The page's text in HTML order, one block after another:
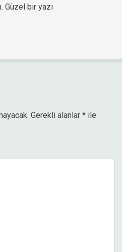
Güzel bir yazı
Gerekli alanlar * ile